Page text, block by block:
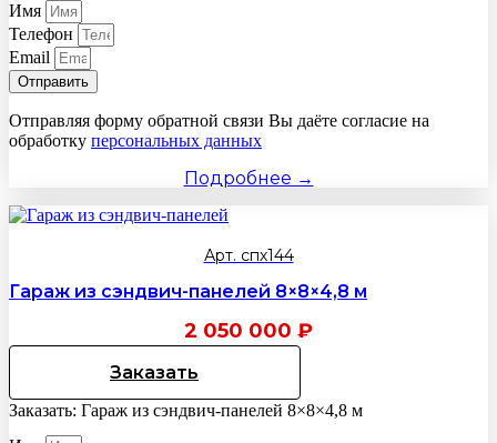
Имя
Телефон
Email
Отправить
Отправляя форму обратной связи Вы даёте согласие на
обработку персональных данных
Подробнее →
Арт. спх144
Гараж из сэндвич-панелей 8×8×4,8 м
2 050 000 ₽
Заказать
Заказать: Гараж из сэндвич-панелей 8×8×4,8 м